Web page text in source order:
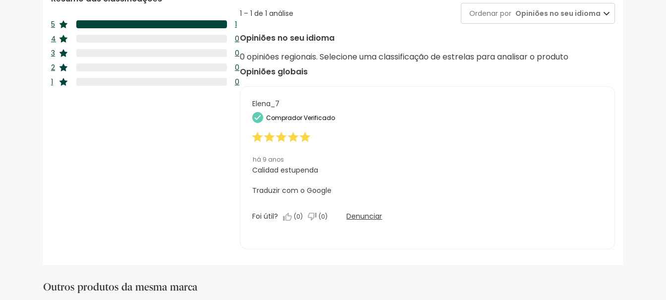
5
estrelas
1
1
análise
com
5
estrelas.
4
estrelas
0
0
análise
com
4
3
estrelas
0
0
análise
com
estrelas.
2
estrelas
0
0
análise
estrelas.
1
estrelas
0
análise
estrela.
1
to
de
análise
1 – 1 de 1 análise Ordenar por Opiniões no seu idioma
Opiniões no seu idioma
0 opiniões regionais. Selecione uma classificação de estrelas para analisar o produto
Opiniões globais
Elena_7
Comprador Verificado
há 9 anos
Calidad estupenda
Traduzir com o Google
Foi útil? (0) (0) Denunciar
Outros produtos da mesma marca